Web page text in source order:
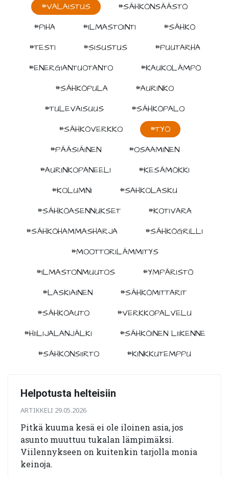
#VALAISTUS
#SÄHKÖNSÄÄSTÖ
#PIHA
#ILMASTOINTI
#SÄHKÖ
#TESTI
#SISUSTUS
#PUUTARHA
#ENERGIANTUOTANTO
#KAUKOLÄMPÖ
#SÄHKÖPULA
#AURINKO
#TULEVAISUUS
#SÄHKÖPALO
#SÄHKÖVERKKO
#TYÖ
#PÄÄSIÄINEN
#OSAAMINEN
#AURINKOPANEELI
#KESÄMÖKKI
#KOLUMNI
#SAHKOLASKU
#SÄHKÖASENNUKSET
#KOTIVARA
#SÄHKÖHAMMASHARJA
#SÄHKÖGRILLI
#MOOTTORILÄMMITYS
#ILMASTONMUUTOS
#YMPÄRISTÖ
#LASKIAINEN
#SÄHKÖMITTARIT
#SÄHKÖAUTO
#VERKKOPALVELU
#HIILIJALANJÄLKI
#SÄHKÖINEN LIIKENNE
#SÄHKÖNSIIRTO
#KINKKUTEMPPU
Helpotusta helteisiin
ARTIKKELI 29.05.2026
Pitkä kuuma kesä ei ole iloinen asia, jos
asunto muuttuu tukalan lämpimäksi.
Viilennykseen on kuitenkin tarjolla monia
keinoja.